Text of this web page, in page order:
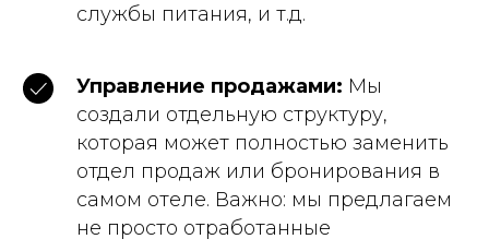
службы питания, и т.д.
Управление продажами: Мы
создали отдельную структуру,
которая может полностью заменить
отдел продаж или бронирования в
самом отеле. Важно: мы предлагаем
не просто отработанные